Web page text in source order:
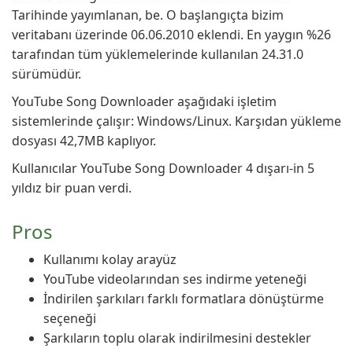
Tarihinde yayımlanan, be. O başlangıçta bizim
veritabanı üzerinde 06.06.2010 eklendi. En yaygın %26
tarafından tüm yüklemelerinde kullanılan 24.31.0
sürümüdür.
YouTube Song Downloader aşağıdaki işletim
sistemlerinde çalışır: Windows/Linux. Karşıdan yükleme
dosyası 42,7MB kaplıyor.
Kullanıcılar YouTube Song Downloader 4 dışarı-in 5
yıldız bir puan verdi.
Pros
Kullanımı kolay arayüz
YouTube videolarından ses indirme yeteneği
İndirilen şarkıları farklı formatlara dönüştürme
seçeneği
Şarkıların toplu olarak indirilmesini destekler